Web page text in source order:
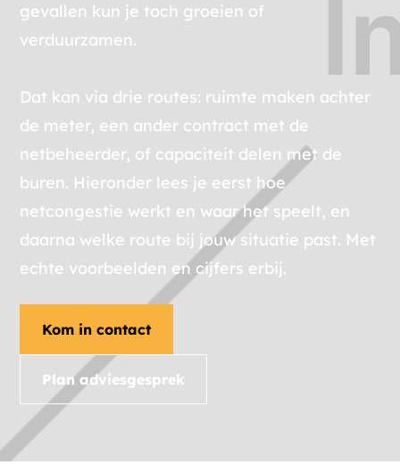
gevallen kun je toch groeien of
verduurzamen.
Dat kan via drie routes: ruimte maken achter
de meter, een ander contract met de
netbeheerder, of capaciteit delen met de
buren. Hieronder lees je eerst hoe
netcongestie werkt en waar het speelt, en
daarna welke route bij jouw situatie past. Met
echte voorbeelden en cijfers erbij.
Kom in contact
Plan adviesgesprek